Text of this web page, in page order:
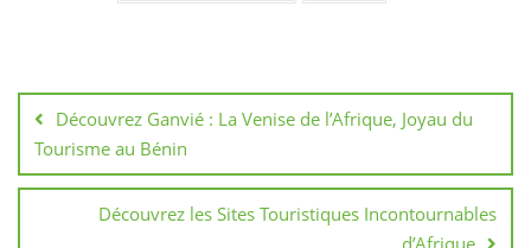
de
l’article
Découvrez Ganvié : La Venise de l’Afrique, Joyau du
Tourisme au Bénin
Découvrez les Sites Touristiques Incontournables